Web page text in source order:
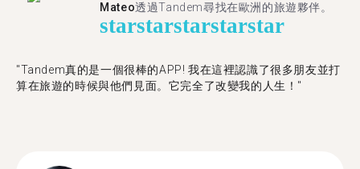
Mateo透過Tandem尋找在歐洲的旅遊夥伴。
starstarstarstarstar
"Tandem真的是一個很棒的APP! 我在這裡認識了很多朋友並打
算在旅遊的時候與他們見面。它完全了改變我的人生！"